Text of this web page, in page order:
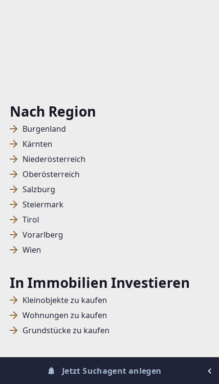
Nach Region
Burgenland
Kärnten
Niederösterreich
Oberösterreich
Salzburg
Steiermark
Tirol
Vorarlberg
Wien
In Immobilien Investieren
Kleinobjekte zu kaufen
Wohnungen zu kaufen
Grundstücke zu kaufen
Jetzt Suchagent anlegen
SUCHAGENT ANLEGEN FÜR DIE
AKTUELLEN SUCHKRITERIEN
Dieser Filter wird viele Treffer erzeugen. Bitte setzen
Sie weitere Filter!
Ich stimme der Verarbeitung meiner Daten, wie
in denDatenschutzbestimmungenbeschrieben,
zu.